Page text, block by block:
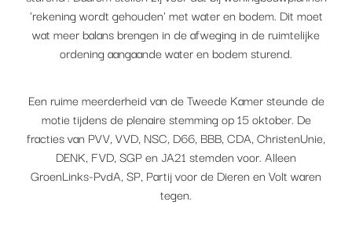
'rekening wordt gehouden' met water en bodem. Dit moet
wat meer balans brengen in de afweging in de ruimtelijke
ordening aangaande water en bodem sturend.
Een ruime meerderheid van de Tweede Kamer steunde de
motie tijdens de plenaire stemming op 15 oktober. De
fracties van PVV, VVD, NSC, D66, BBB, CDA, ChristenUnie,
DENK, FVD, SGP en JA21 stemden voor. Alleen
GroenLinks-PvdA, SP, Partij voor de Dieren en Volt waren
tegen.